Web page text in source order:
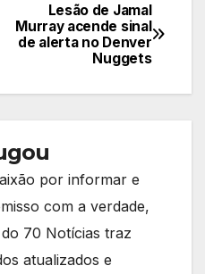
Lesão de Jamal
Murray acende sinal
de alerta no Denver
Nuggets
por informar e
com a verdade,
70 Notícias traz
atualizados e